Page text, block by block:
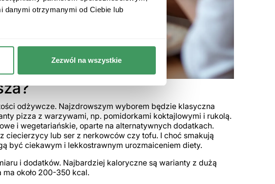
danymi otrzymanymi od Ciebie lub
Zezwól na wszystkie
odżywcze. Najzdrowszym wyborem będzie klasyczna
pizza z warzywami, np. pomidorkami koktajlowymi i rukolą.
i wegetariańskie, oparte na alternatywnych dodatkach.
ciecierzycy lub ser z nerkowców czy tofu. I choć smakują
być ciekawym i lekkostrawnym urozmaiceniem diety.
i dodatków. Najbardziej kaloryczne są warianty z dużą
około 200-350 kcal.